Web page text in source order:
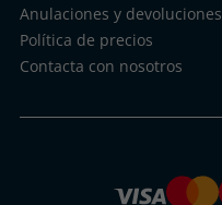
Anulaciones y devoluciones
Política de precios
Contacta con nosotros